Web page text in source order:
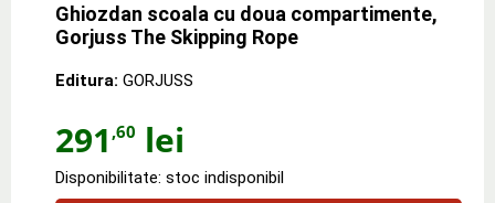
Ghiozdan scoala cu doua compartimente,
Gorjuss The Skipping Rope
Editura: GORJUSS
291 ,60 lei
Disponibilitate: stoc indisponibil